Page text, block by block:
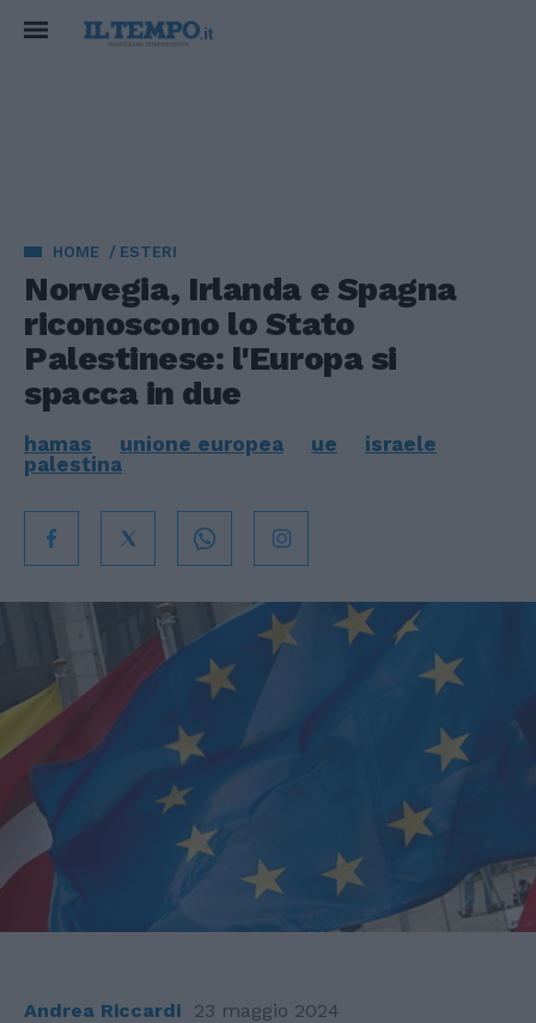
HOME ESTERI
Norvegia, Irlanda e Spagna
riconoscono lo Stato
Palestinese: l'Europa si
spacca in due
hamas unione europea ue
israele
palestina
Andrea Riccardi 23 maggio 2024